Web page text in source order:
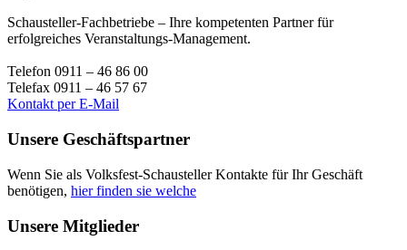
Schausteller-Fachbetriebe – Ihre kompetenten Partner für
erfolgreiches Veranstaltungs-Management.
Telefon 0911 – 46 86 00
Telefax 0911 – 46 57 67
Kontakt per E-Mail
Unsere Geschäftspartner
Wenn Sie als Volksfest-Schausteller Kontakte für Ihr Geschäft
benötigen, hier finden sie welche
Unsere Mitglieder